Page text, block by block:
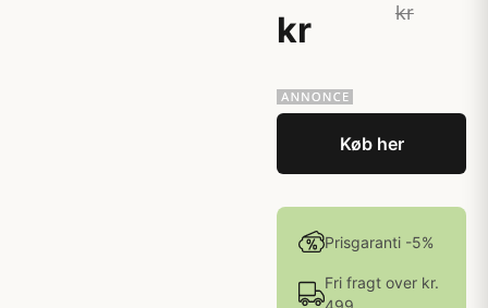
kr
kr
Køb her
Prisgaranti -5%
Fri fragt over kr.